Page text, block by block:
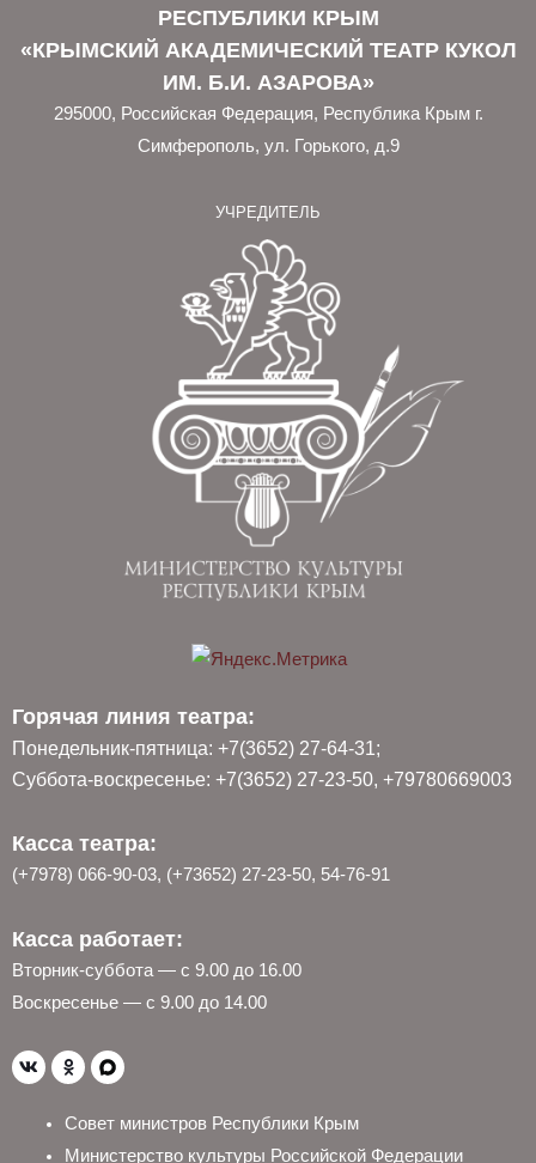
РЕСПУБЛИКИ КРЫМ
«КРЫМСКИЙ АКАДЕМИЧЕСКИЙ ТЕАТР КУКОЛ
ИМ. Б.И. АЗАРОВА»
295000, Российская Федерация, Республика Крым г.
Симферополь, ул. Горького, д.9
УЧРЕДИТЕЛЬ
Горячая линия театра:
Понедельник-пятница: +7(3652) 27-64-31;
Суббота-воскресенье: +7(3652) 27-23-50, +79780669003
Касса театра:
(+7978) 066-90-03, (+73652) 27-23-50, 54-76-91
Касса работает:
Вторник-суббота — с 9.00 до 16.00
Воскресенье — с 9.00 до 14.00
Совет министров Республики Крым
Министерство культуры Российской Федерации